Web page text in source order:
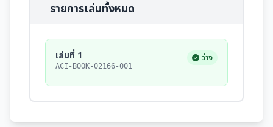
รายการเล่มทั้งหมด
เล่มที่ 1
ACI-BOOK-02166-001
ว่าง